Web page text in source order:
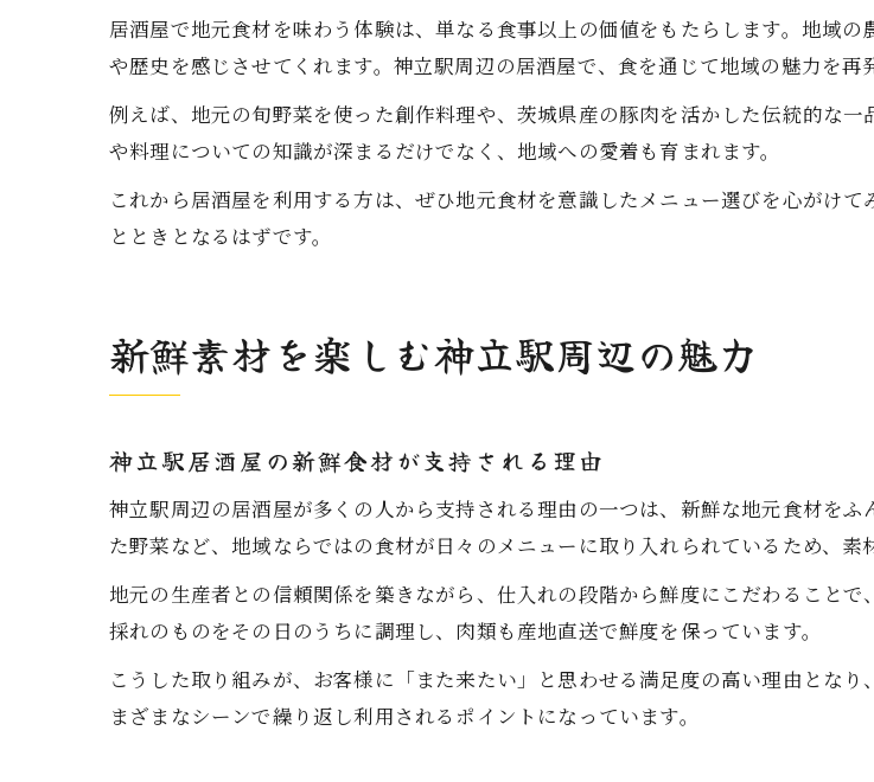
居酒屋で地元食材を味わう体験は、単なる食事以上の価値をもたらします。地域
や歴史を感じさせてくれます。神立駅周辺の居酒屋で、食を通じて地域の魅力を再
例えば、地元の旬野菜を使った創作料理や、茨城県産の豚肉を活かした伝統的な
や料理についての知識が深まるだけでなく、地域への愛着も育まれます。
これから居酒屋を利用する方は、ぜひ地元食材を意識したメニュー選びを心がけ
とときとなるはずです。
新鮮素材を楽しむ神立駅周辺の魅力
神立駅居酒屋の新鮮食材が支持される理由
神立駅周辺の居酒屋が多くの人から支持される理由の一つは、新鮮な地元食材を
た野菜など、地域ならではの食材が日々のメニューに取り入れられているため、素
地元の生産者との信頼関係を築きながら、仕入れの段階から鮮度にこだわること
採れのものをその日のうちに調理し、肉類も産地直送で鮮度を保っています。
こうした取り組みが、お客様に「また来たい」と思わせる満足度の高い理由とな
まざまなシーンで繰り返し利用されるポイントになっています。